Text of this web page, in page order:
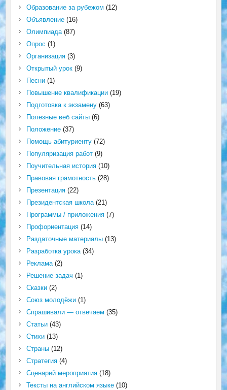
Образование за рубежом (12)
Объявление(16)
Олимпиада(87)
Опрос (1)
Организация(3)
Открытый урок(9)
Песни(1)
Повышение квалификации(19)
Подготовка к экзамену(63)
Полезные веб сайты(6)
Положение(37)
Помощь абитуриенту(72)
Популяризация работ(9)
Поучительная история(10)
Правовая грамотность(28)
Презентация(22)
Президентская школа(21)
Программы / приложения(7)
Профориентация(14)
Раздаточные материалы(13)
Разработка урока(34)
Реклама(2)
Решение задач (1)
Сказки(2)
Союз молодёжи(1)
Спрашивали — отвечаем (35)
Статьи(43)
Стихи(13)
Страны(12)
Стратегия(4)
Сценарий мероприятия(18)
Тексты на английском языке(10)